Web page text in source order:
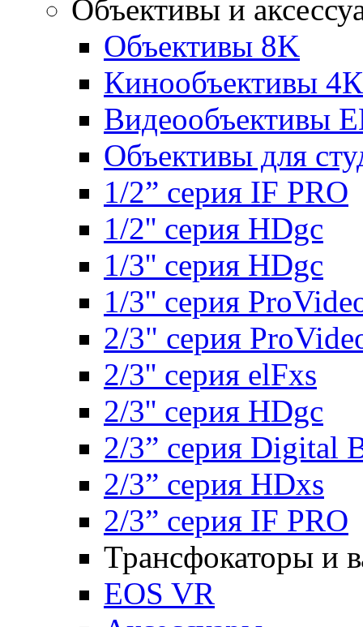
Объективы и
Объективы 8K
Кинообъективы 4К
Видеообъективы
Объективы для
1/2” серия IF PRO
1/2'' серия HDgc
1/3'' серия HDgc
1/3'' серия
2/3" серия
2/3'' серия elFxs
2/3'' серия HDgc
2/3” серия Digital
2/3” серия HDxs
2/3” серия IF PRO
Трансфокаторы и
EOS VR